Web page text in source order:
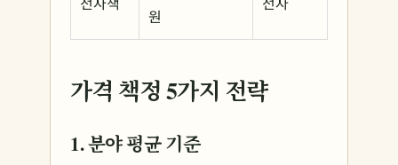
원
가격 책정 5가지 전략
1. 분야 평균 기준